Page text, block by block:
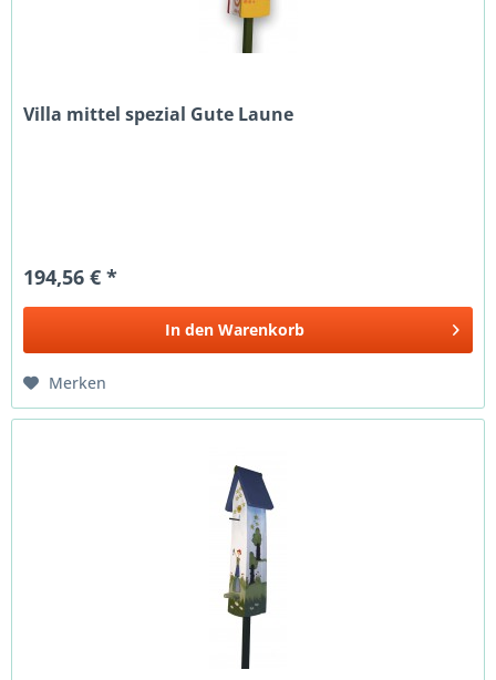
Villa mittel spezial Gute Laune
194,56 € *
In den Warenkorb
Merken